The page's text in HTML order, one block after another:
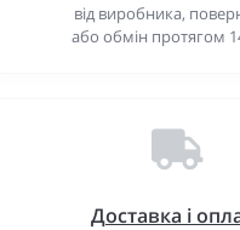
від виробника,
або обмін протягом
Доставка і